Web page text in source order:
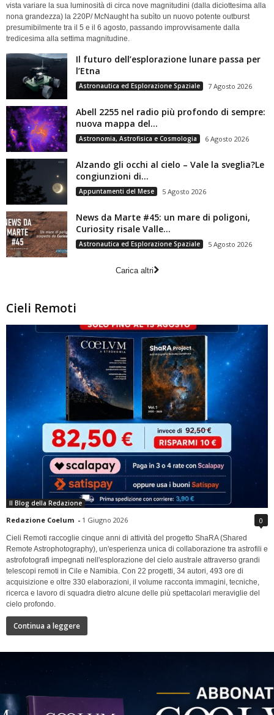
vista variare la sua luminosità di circa nove magnitudini (dalla diciottesima alla
nona grandezza) la 220P/ McNaught ha subìto un nuovo potente outburst
presumibilmente tra il 5 e il 6 agosto, passando improvvisamente dalla
tredicesima alla settima magnitudine.
Il futuro dell’esplorazione lunare passa per
l’Etna
Astronautica ed Esplorazione Spaziale 7 Agosto 2026
Abell 2255 nel radio più profondo di sempre:
nuova mappa del...
Astronomia, Astrofisica e Cosmologia 6 Agosto 2026
Alzando gli occhi al cielo – Vale la sveglia?Le
congiunzioni di...
Appuntamenti del Mese 5 Agosto 2026
News da Marte #45: un mare di poligoni,
Curiosity risale Valle...
Astronautica ed Esplorazione Spaziale 5 Agosto 2026
Carica altri
Cieli Remoti
Il Blog della Redazione
Redazione Coelum - 1 Giugno 2026 0
Cieli Remoti raccoglie cinque anni di attività del progetto ShaRA (Shared
Remote Astrophotography), un'esperienza unica di collaborazione tra astrofili e
astrofotografi impegnati nell'esplorazione del cielo australe attraverso grandi
telescopi remoti in Cile e Namibia. Con 22 progetti, 34 autori, 493 ore di
acquisizione e oltre 330 elaborazioni, il volume racconta immagini, tecniche,
ricerca e lavoro di squadra dietro alcune delle più spettacolari meraviglie del
cielo profondo.
Continua a leggere